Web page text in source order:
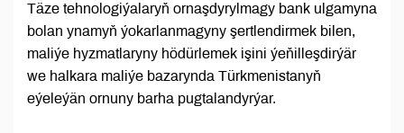
Täze tehnologiýalaryň ornaşdyrylmagy bank ulgamyna
bolan ynamyň ýokarlanmagyny şertlendirmek bilen,
maliýe hyzmatlaryny hödürlemek işini ýeňilleşdirýär
we halkara maliýe bazarynda Türkmenistanyň
eýeleýän ornuny barha pugtalandyrýar.